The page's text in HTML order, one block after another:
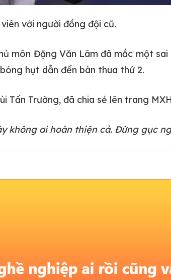
với người đồng đội cũ.
môn Đặng Văn Lâm đã mắc một
hụt dẫn đến bàn thua thứ 2.
Trường, đã chia sẻ lên trang
không ai hoàn thiện cả. Đừng gục